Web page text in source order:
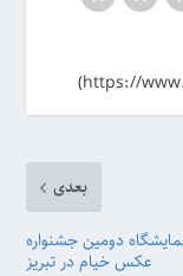
بعدی
دومین جشنواره‌
عکس خیام در تبریز